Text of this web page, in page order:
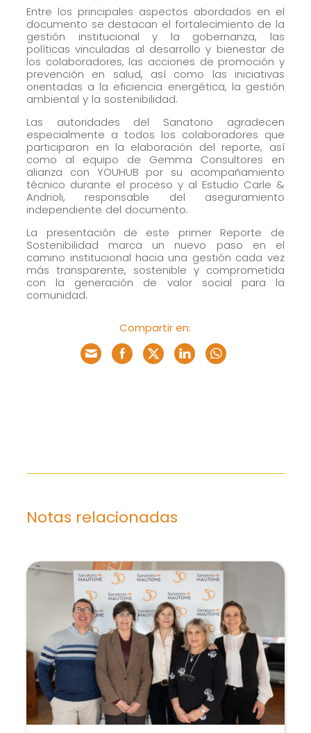
Entre los principales aspectos abordados en el
documento se destacan el fortalecimiento de la
gestión institucional y la gobernanza, las
políticas vinculadas al desarrollo y bienestar de
los colaboradores, las acciones de promoción y
prevención en salud, así como las iniciativas
orientadas a la eficiencia energética, la gestión
ambiental y la sostenibilidad.
Las autoridades del Sanatorio agradecen
especialmente a todos los colaboradores que
participaron en la elaboración del reporte, así
como al equipo de Gemma Consultores en
alianza con YOUHUB por su acompañamiento
técnico durante el proceso y al Estudio Carle &
Andrioli, responsable del aseguramiento
independiente del documento.
La presentación de este primer Reporte de
Sostenibilidad marca un nuevo paso en el
camino institucional hacia una gestión cada vez
más transparente, sostenible y comprometida
con la generación de valor social para la
comunidad.
Compartir en:
Notas relacionadas
cookies,
algunas
funcionalidades
desaparecerán
de la web.
Marketing
Al compartir tus
intereses y
comportamiento
mientras visitas
nuestro sitio,
aumentas la
posibilidad de
ver contenido y
ofertas